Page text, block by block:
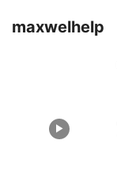
maxwelhelp